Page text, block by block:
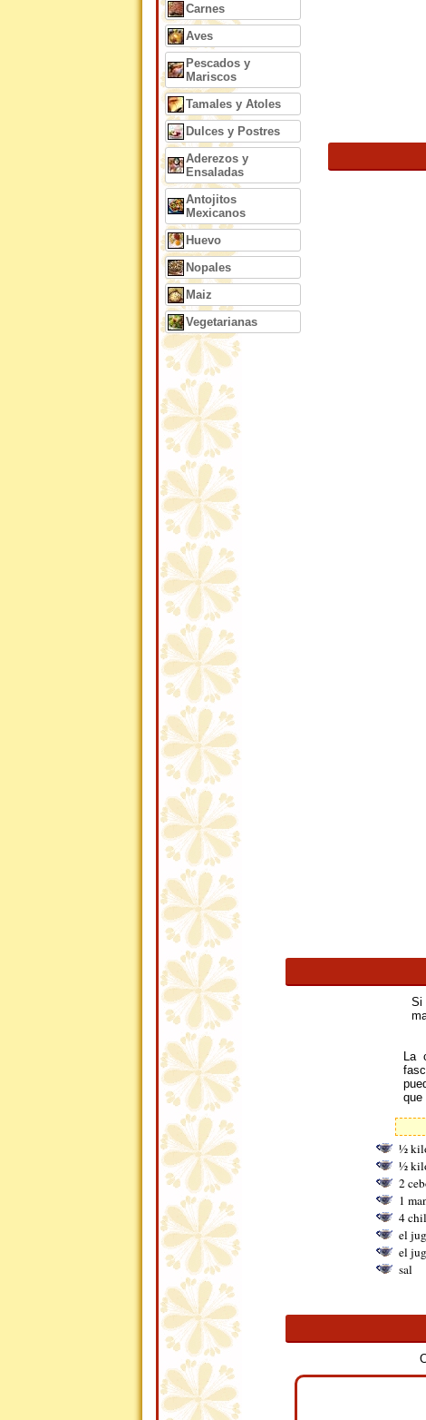
Carnes
Aves
Pescados y
Mariscos
Tamales y Atoles
Dulces y Postres
Aderezos y
Ensaladas
Antojitos
Mexicanos
Huevo
Nopales
Maiz
Vegetarianas
Si
La
que
½
½
2
1
4
el
el
sal